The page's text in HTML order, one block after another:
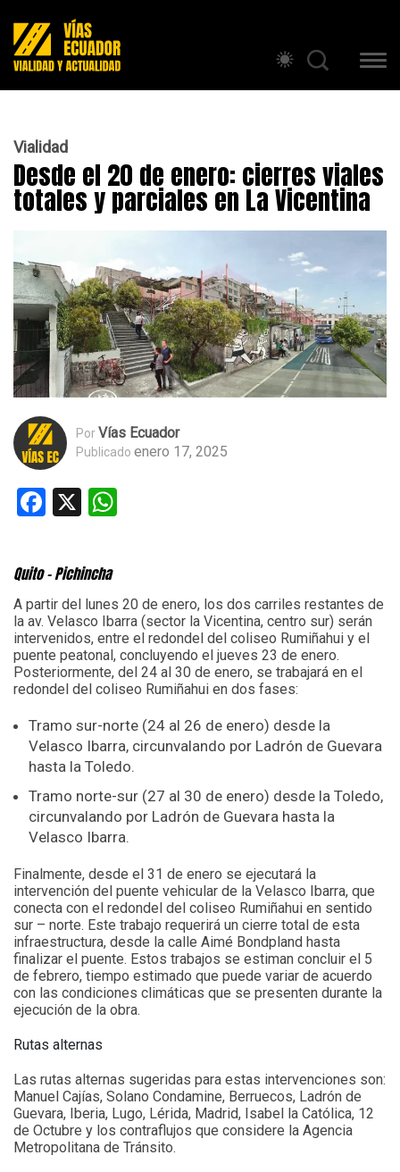
Vialidad
Desde el 20 de enero: cierres viales
totales y parciales en La Vicentina
PorVías Ecuador
Publicado enero 17, 2025
Facebook
X
Quito – Pichincha
A partir del lunes 20 de enero, los dos carriles restantes de
la av. Velasco Ibarra (sector la Vicentina, centro sur) serán
intervenidos, entre el redondel del coliseo Rumiñahui y el
puente peatonal, concluyendo el jueves 23 de enero.
Posteriormente, del 24 al 30 de enero, se trabajará en el
redondel del coliseo Rumiñahui en dos fases:
Tramo sur-norte (24 al 26 de enero) desde la
Velasco Ibarra, circunvalando por Ladrón de Guevara
hasta la Toledo.
Tramo norte-sur (27 al 30 de enero) desde la Toledo,
circunvalando por Ladrón de Guevara hasta la
Velasco Ibarra.
Finalmente, desde el 31 de enero se ejecutará la
intervención del puente vehicular de la Velasco Ibarra, que
conecta con el redondel del coliseo Rumiñahui en sentido
sur – norte. Este trabajo requerirá un cierre total de esta
infraestructura, desde la calle Aimé Bondpland hasta
finalizar el puente. Estos trabajos se estiman concluir el 5
de febrero, tiempo estimado que puede variar de acuerdo
con las condiciones climáticas que se presenten durante la
ejecución de la obra.
Rutas alternas
Las rutas alternas sugeridas para estas intervenciones son:
Manuel Cajías, Solano Condamine, Berruecos, Ladrón de
Guevara, Iberia, Lugo, Lérida, Madrid, Isabel la Católica, 12
de Octubre y los contraflujos que considere la Agencia
Metropolitana de Tránsito.